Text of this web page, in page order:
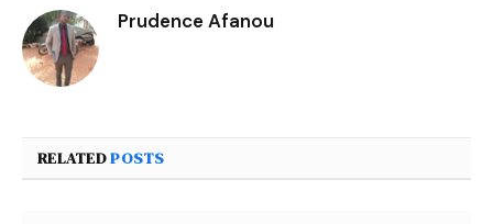
Prudence Afanou
RELATEDPOSTS